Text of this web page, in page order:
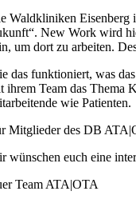
Waldkliniken Eisenberg
New Work wird
um dort zu arbeiten.
das funktioniert, was
ihrem Team das Thema
wie Patienten.
Mitglieder des DB
wünschen euch eine
Team ATA|OTA